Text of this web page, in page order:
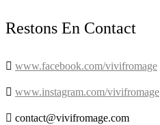
Restons En Contact
 www.facebook.com/vivifromage
 www.instagram.com/vivifromage
 contact@vivifromage.com